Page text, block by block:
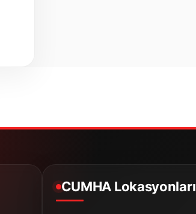
CUMHA Lokasyonları